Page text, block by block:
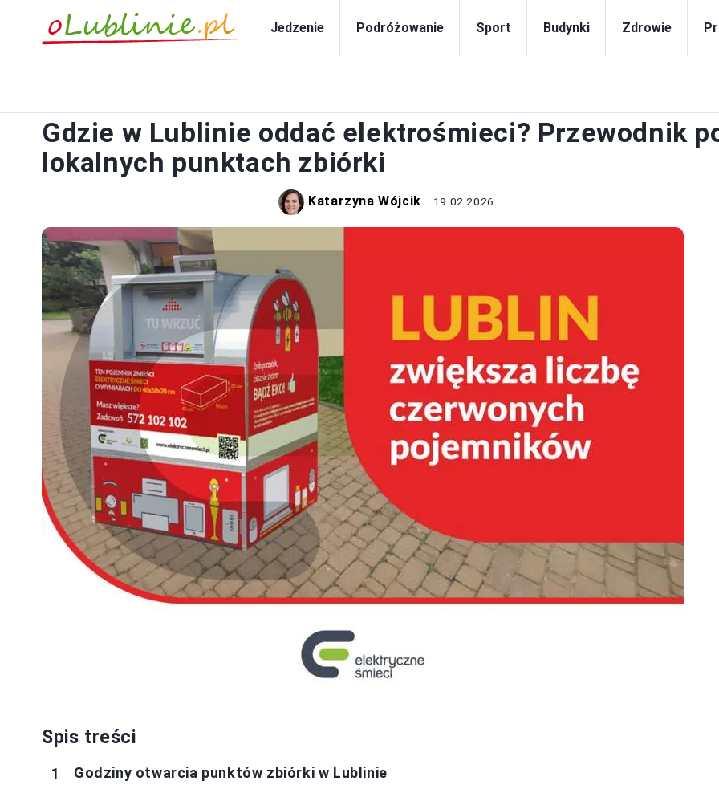
Jedzenie Podróżowanie Sport Budynki Zdrowie
Gdzie w Lublinie oddać elektrośmieci? Przewodnik
lokalnych punktach zbiórki
Katarzyna Wójcik 19.02.2026
Spis treści
Godziny otwarcia punktów zbiórki w Lublinie